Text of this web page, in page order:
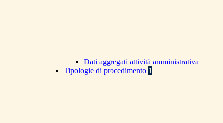
Dati aggregati attività amministrativa
Tipologie di procedimento 1